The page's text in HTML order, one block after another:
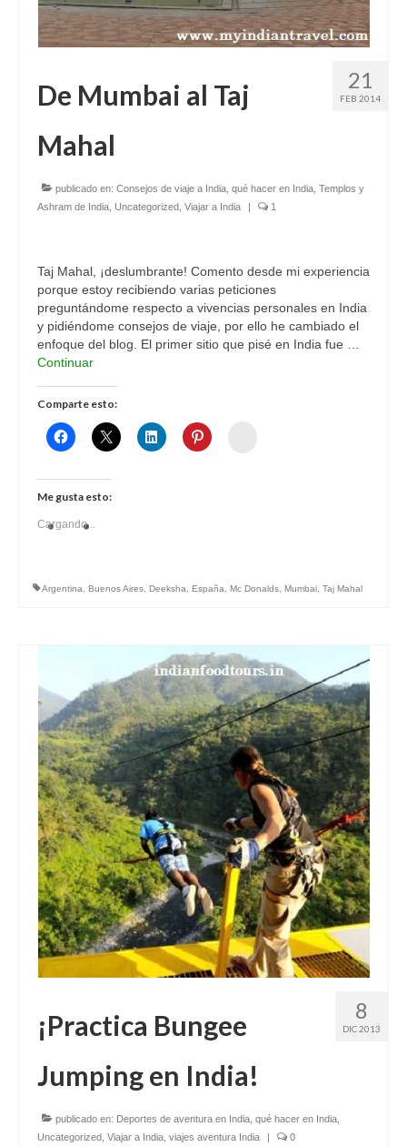
21
FEB 2014
De Mumbai al Taj
Mahal
publicado en: Consejos de viaje a India qué hacer en India Templos y
Ashram de India Uncategorized Viajar a India | 1
Taj Mahal, ¡deslumbrante! Comento desde mi experiencia
porque estoy recibiendo varias peticiones
preguntándome respecto a vivencias personales en India
y pidiéndome consejos de viaje, por ello he cambiado el
enfoque del blog. El primer sitio que pisé en India fue …
Continuar
Comparte esto:
Me gusta esto:
Cargando...
Argentina Buenos Aires Deeksha España Mc Donalds Mumbai Taj Mahal
8
DIC 2013
¡Practica Bungee
Jumping en India!
publicado en: Deportes de aventura en India qué hacer en India
Uncategorized Viajar a India viajes aventura India | 0